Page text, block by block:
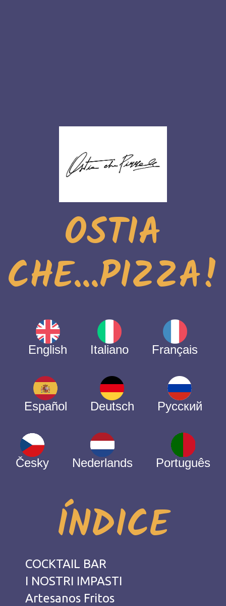
OSTIA
CHE...PIZZA!
English Italiano Français
Español Deutsch Русский
Česky Nederlands Português
ÍNDICE
COCKTAIL BAR
I NOSTRI IMPASTI
Artesanos Fritos